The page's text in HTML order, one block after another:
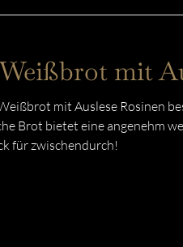
mit
mit Auslese Rosinen
Brot bietet eine angenehm
für zwischendurch!